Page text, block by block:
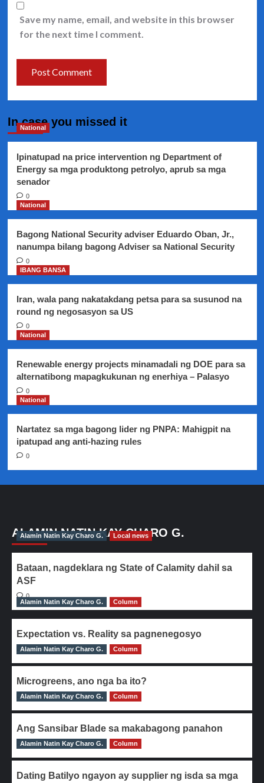
Save my name, email, and website in this browser
for the next time I comment.
In case you missed it
National
Ipinatupad na price intervention ng Department of
Energy sa mga produktong petrolyo, aprub sa mga
senador
0
National
Bagong National Security adviser Eduardo Oban, Jr.,
nanumpa bilang bagong Adviser sa National Security
0
IBANG BANSA
Iran, wala pang nakatakdang petsa para sa susunod na
round ng negosasyon sa US
0
National
Renewable energy projects minamadali ng DOE para sa
alternatibong mapagkukunan ng enerhiya – Palasyo
0
National
Nartatez sa mga bagong lider ng PNPA: Mahigpit na
ipatupad ang anti-hazing rules
0
ALAMIN NATIN KAY CHARO G.
Alamin Natin Kay Charo G. Local news
Bataan, nagdeklara ng State of Calamity dahil sa
ASF
0
Alamin Natin Kay Charo G.
Column
Expectation vs. Reality sa pagnenegosyo
0
Alamin Natin Kay Charo G. Column
Microgreens, ano nga ba ito?
0
Alamin Natin Kay Charo G. Column
Ang Sansibar Blade sa makabagong panahon
0
Alamin Natin Kay Charo G. Column
Dating Batilyo ngayon ay supplier ng isda sa mga